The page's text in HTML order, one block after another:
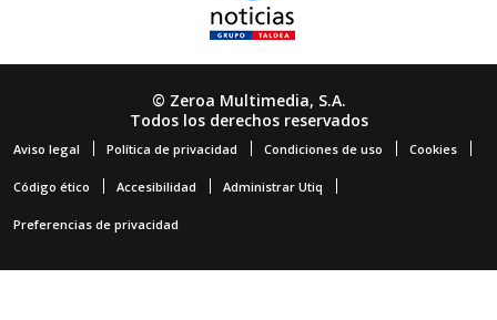
© Zeroa Multimedia, S.A.
Todos los derechos reservados
Aviso legal Política de privacidad Condiciones de uso Cookies
Código ético Accesibilidad Administrar Utiq
Preferencias de privacidad